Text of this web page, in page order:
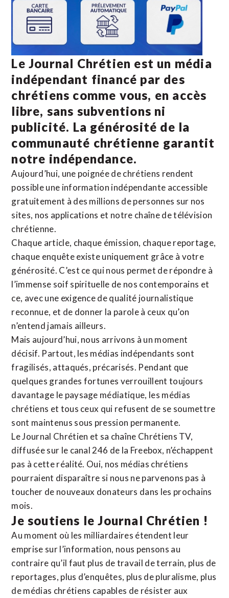
Le Journal Chrétien est un média
indépendant financé par des
chrétiens comme vous, en accès
libre, sans subventions ni
publicité. La générosité de la
communauté chrétienne garantit
notre indépendance.
Aujourd’hui, une poignée de chrétiens rendent
possible une information indépendante accessible
gratuitement à des millions de personnes sur nos
sites, nos applications et notre chaîne de télévision
chrétienne.
Chaque article, chaque émission, chaque reportage,
chaque enquête existe uniquement grâce à votre
générosité. C’est ce qui nous permet de répondre à
l’immense soif spirituelle de nos contemporains et
ce, avec une exigence de qualité journalistique
reconnue, et de donner la parole à ceux qu’on
n’entend jamais ailleurs.
Mais aujourd’hui, nous arrivons à un moment
décisif. Partout, les médias indépendants sont
fragilisés, attaqués, précarisés. Pendant que
quelques grandes fortunes verrouillent toujours
davantage le paysage médiatique, les médias
chrétiens et tous ceux qui refusent de se soumettre
sont maintenus sous pression permanente.
Le Journal Chrétien et sa chaîne Chrétiens TV,
diffusée sur le canal 246 de la Freebox, n’échappent
pas à cette réalité. Oui, nos médias chrétiens
pourraient disparaître si nous ne parvenons pas à
toucher de nouveaux donateurs dans les prochains
mois.
Je soutiens le Journal Chrétien !
Au moment où les milliardaires étendent leur
emprise sur l’information, nous pensons au
contraire qu’il faut plus de travail de terrain, plus de
reportages, plus d’enquêtes, plus de pluralisme, plus
de médias chrétiens capables de résister aux